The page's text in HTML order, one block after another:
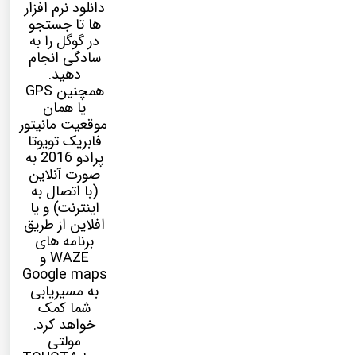
دانلود نرم افزار
ها تا جستجو
در گوگل را به
سادگی انجام
دهید.
همچنین GPS
یا همان
موقعیت مانیتور
فابریک تویوتا
پرادو 2016 به
صورت آنلاین
(با اتصال به
اینترنت) و یا
افلاین از طریق
برنامه های
WAZE و
Google maps
به مسیریابی
شما کمک
خواهد کرد.
مولتی